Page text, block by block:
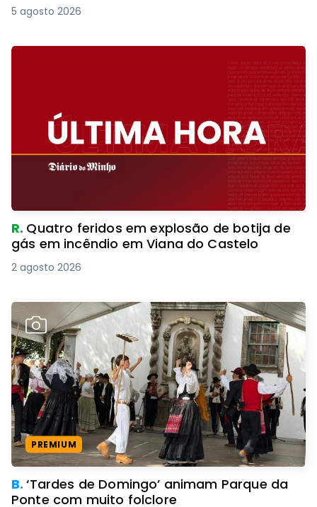
5 agosto 2026
R. Quatro feridos em explosão de botija de
gás em incêndio em Viana do Castelo
2 agosto 2026
PREMIUM
B.‘Tardes de Domingo’ animam Parque da
Ponte com muito folclore